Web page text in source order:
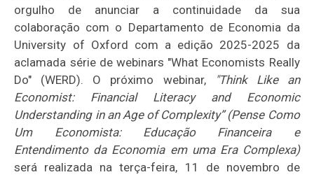
orgulho de anunciar a continuidade da sua
colaboração com o Departamento de Economia da
University of Oxford com a edição 2025-2025 da
aclamada série de webinars "What Economists Really
Do" (WERD). O próximo webinar,
"Think Like an
Economist: Financial Literacy and Economic
Understanding in an Age of Complexity” (Pense Como
Um Economista: Educação Financeira e
Entendimento da Economia em uma Era Complexa)
será realizada na terça-feira, 11 de novembro de